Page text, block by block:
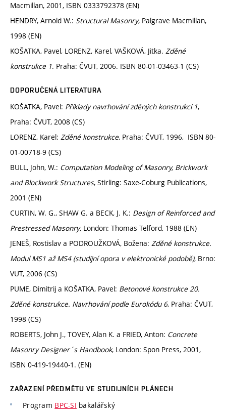
Macmillan, 2001, ISBN 0333792378 (EN)
HENDRY, Arnold W.: Structural Masonry, Palgrave Macmillan,
1998 (EN)
KOŠATKA, Pavel, LORENZ, Karel, VAŠKOVÁ, Jitka. Zděné
konstrukce 1. Praha: ČVUT, 2006. ISBN 80-01-03463-1 (CS)
DOPORUČENÁ LITERATURA
KOŠATKA, Pavel: Příklady navrhování zděných konstrukcí 1,
Praha: ČVUT, 2008 (CS)
LORENZ, Karel: Zděné konstrukce, Praha: ČVUT, 1996, ISBN 80-
01-00718-9 (CS)
BULL, John, W.: Computation Modeling of Masonry, Brickwork
and Blockwork Structures, Stirling: Saxe-Coburg Publications,
2001 (EN)
CURTIN, W. G., SHAW G. a BECK, J. K.: Design of Reinforced and
Prestressed Masonry, London: Thomas Telford, 1988 (EN)
JENEŠ, Rostislav a PODROUŽKOVÁ, Božena: Zděné konstrukce.
Modul MS1 až MS4 (studijní opora v elektronické podobě), Brno:
VUT, 2006 (CS)
PUME, Dimitrij a KOŠATKA, Pavel: Betonové konstrukce 20.
Zděné konstrukce. Navrhování podle Eurokódu 6, Praha: ČVUT,
1998 (CS)
ROBERTS, John J., TOVEY, Alan K. a FRIED, Anton: Concrete
Masonry Designer´s Handbook, London: Spon Press, 2001,
ISBN 0-419-19440-1. (EN)
ZAŘAZENÍ PŘEDMĚTU VE STUDIJNÍCH PLÁNECH
Program BPC-SI bakalářský